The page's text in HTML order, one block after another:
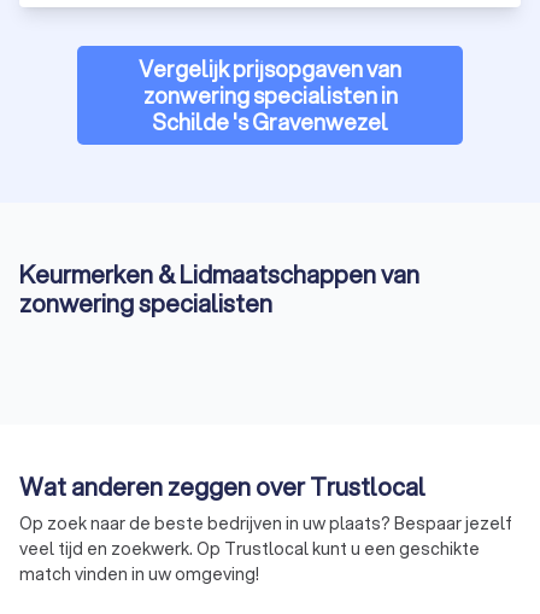
Vergelijk prijsopgaven van
zonwering specialisten in
Schilde 's Gravenwezel
Keurmerken & Lidmaatschappen van
zonwering specialisten
Wat anderen zeggen over Trustlocal
Op zoek naar de beste bedrijven in uw plaats? Bespaar jezelf
veel tijd en zoekwerk. Op Trustlocal kunt u een geschikte
match vinden in uw omgeving!